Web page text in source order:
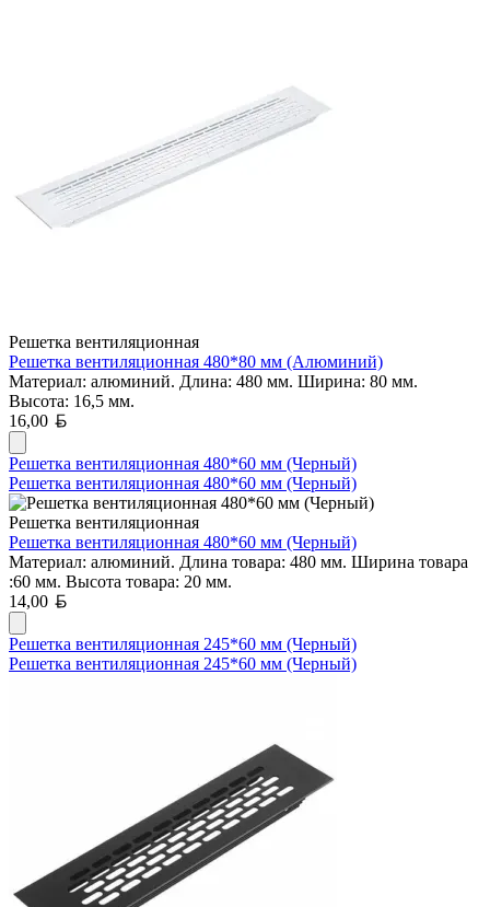
Решетка вентиляционная
Решетка вентиляционная 480*80 мм (Алюминий)
Материал: алюминий. Длина: 480 мм. Ширина: 80 мм.
Высота: 16,5 мм.
16,00
Решетка вентиляционная 480*60 мм (Черный)
Решетка вентиляционная 480*60 мм (Черный)
Решетка вентиляционная
Решетка вентиляционная 480*60 мм (Черный)
Материал: алюминий. Длина товара: 480 мм. Ширина товара
:60 мм. Высота товара: 20 мм.
14,00
Решетка вентиляционная 245*60 мм (Черный)
Решетка вентиляционная 245*60 мм (Черный)